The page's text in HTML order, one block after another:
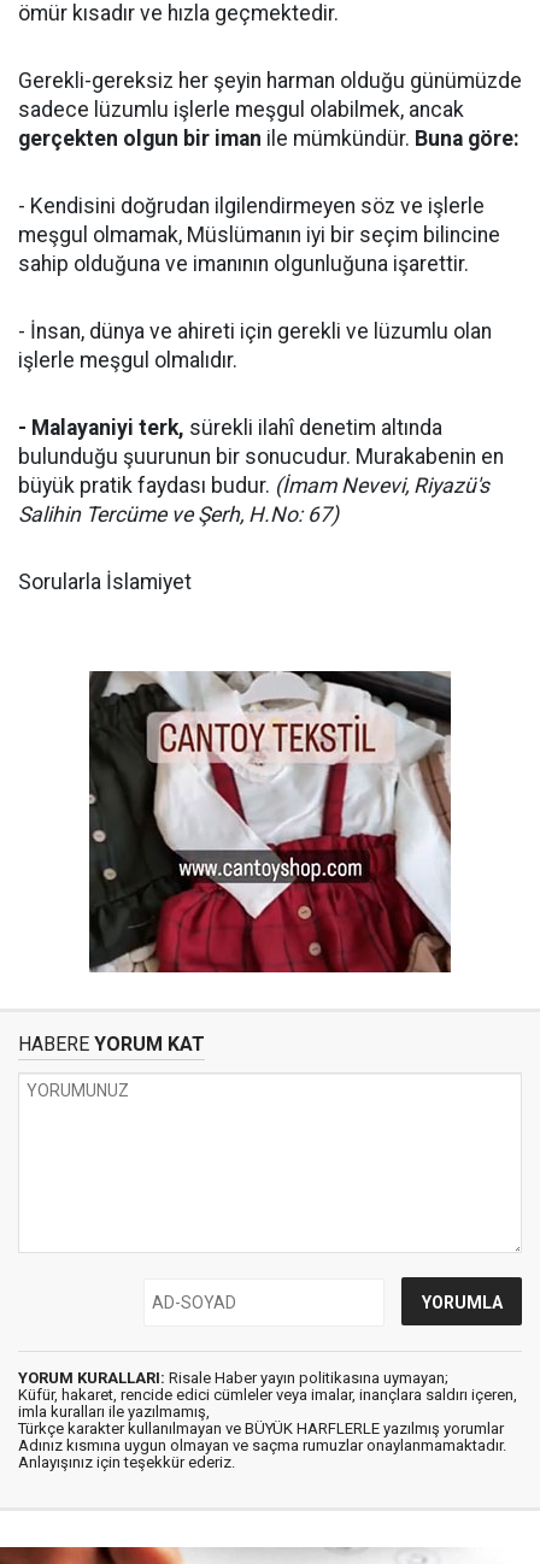
ömür kısadır ve hızla geçmektedir.
Gerekli-gereksiz her şeyin harman olduğu günümüzde
sadece lüzumlu işlerle meşgul olabilmek, ancak
gerçekten olgun bir iman ile mümkündür. Buna göre:
- Kendisini doğrudan ilgilendirmeyen söz ve işlerle
meşgul olmamak, Müslümanın iyi bir seçim bilincine
sahip olduğuna ve imanının olgunluğuna işarettir.
- İnsan, dünya ve ahireti için gerekli ve lüzumlu olan
işlerle meşgul olmalıdır.
- Malayaniyi terk, sürekli ilahî denetim altında
bulunduğu şuurunun bir sonucudur. Murakabenin en
büyük pratik faydası budur. (İmam Nevevi, Riyazü's
Salihin Tercüme ve Şerh, H.No: 67)
Sorularla İslamiyet
HABERE YORUM KAT
YORUM KURALLARI: Risale Haber yayın politikasına uymayan;
Küfür, hakaret, rencide edici cümleler veya imalar, inançlara saldırı içeren,
imla kuralları ile yazılmamış,
Türkçe karakter kullanılmayan ve BÜYÜK HARFLERLE yazılmış yorumlar
Adınız kısmına uygun olmayan ve saçma rumuzlar onaylanmamaktadır.
Anlayışınız için teşekkür ederiz.